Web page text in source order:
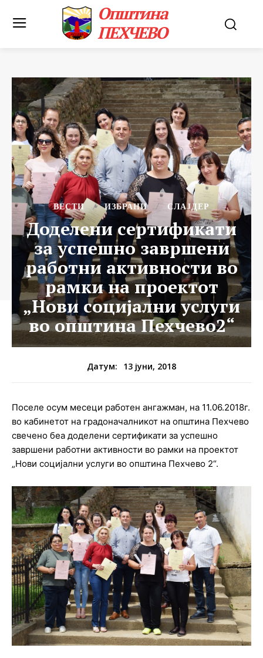
Општина
ПЕХЧЕВО
ВЕСТИ ИЗБРАНИ СЛАЈДЕР
Доделени сертификати
за успешно завршени
работни активности во
рамки на проектот
„Нови социјални услуги
во општина Пехчево2“
Датум: 13 јуни, 2018
Поселе осум месеци работен ангажман, на 11.06.2018г.
во кабинетот на градоначалникот на општина Пехчево
свечено беа доделени сертификати за успешно
завршени работни активности во рамки на проектот
„Нови социјални услуги во општина Пехчево 2“.